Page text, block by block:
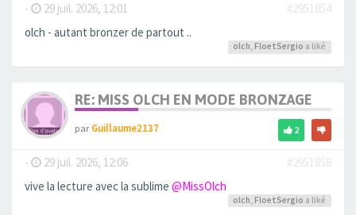
- 29 juil. 2026, 12:01
#2951854
olch - autant bronzer de partout ..
olch, FloetSergio a liké
RE: MISS OLCH EN MODE BRONZAGE
parGuillaume2137 2
- 29 juil. 2026, 12:06
#2951858
vive la lecture avec la sublime @MissOlch
olch, FloetSergio a liké